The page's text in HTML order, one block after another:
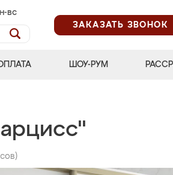
вс
ЗАКАЗАТЬ ЗВОНОК
ШОУ-РУМ